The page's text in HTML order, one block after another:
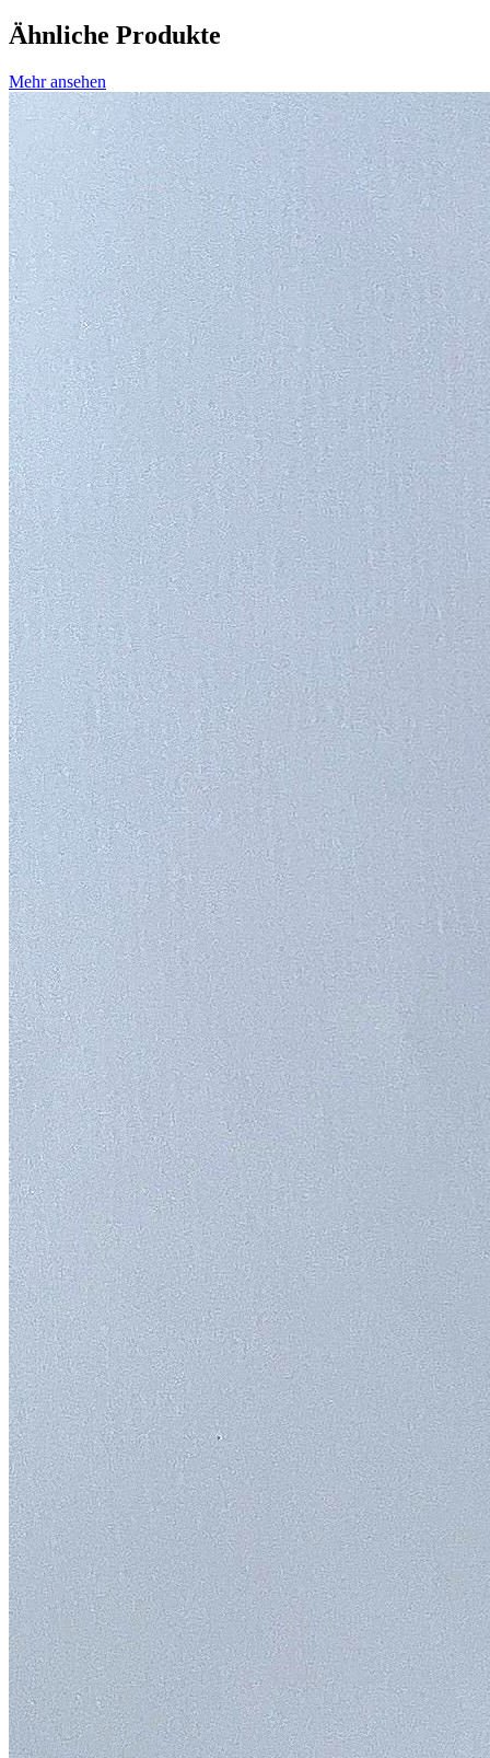
Ähnliche Produkte
Mehr ansehen